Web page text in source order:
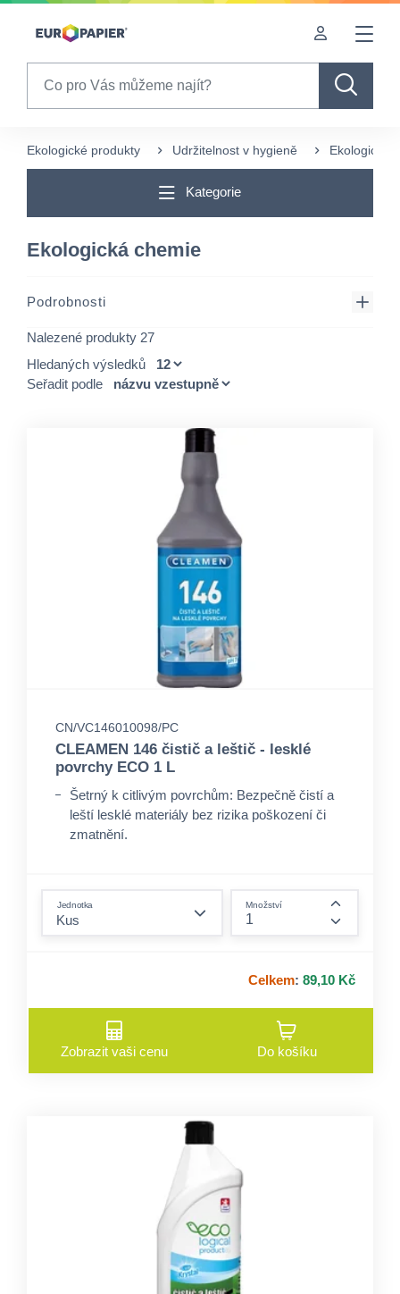
Table Of Content
Ekologické produkty Udržitelnost v hygieně Ekologická
Kategorie
Ekologická chemie
Podrobnosti
Nalezené produkty 27
Hledaných výsledků
Seřadit podle
CN/VC146010098/PC
CLEAMEN 146 čistič a leštič - lesklé
povrchy ECO 1 L
Šetrný k citlivým povrchům: Bezpečně čistí a
leští lesklé materiály bez rizika poškození či
zmatnění.​
kovů.​
Ruční aplikace: Ideální pro ruční mytí mopem
Jednotka Množství
Celkem: 89,10 Kč
Zobrazit vaši cenu Do košíku